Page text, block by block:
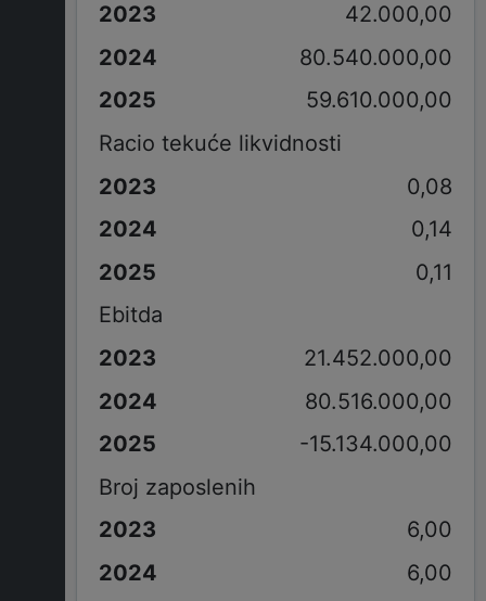
42.000,00
80.540.000,00
59.610.000,00
Racio tekuće likvidnosti
0,08
0,14
0,11
Ebitda
21.452.000,00
80.516.000,00
-15.134.000,00
Broj zaposlenih
6,00
6,00